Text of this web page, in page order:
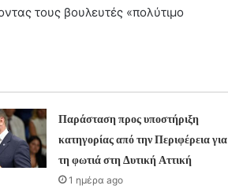
τους βουλευτές «πολύτιμο
Παράσταση προς υποστήριξη
κατηγορίας από την Περιφέρεια για
τη φωτιά στη Δυτική Αττική
1 ημέρα ago